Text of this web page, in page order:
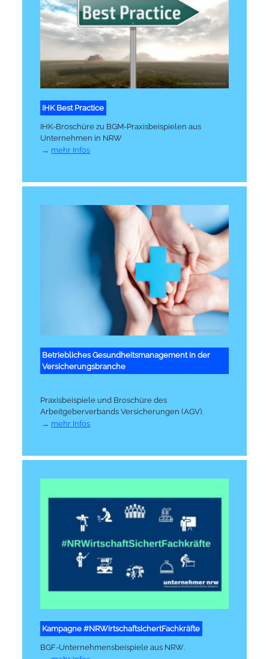
IHK Best Practice
IHK-Broschüre zu BGM-Praxisbeispielen aus
Unternehmen in NRW
mehr Infos
Betriebliches Gesundheitsmanagement in der
Versicherungsbranche
Praxisbeispiele und Broschüre des
Arbeitgeberverbands Versicherungen (AGV).
mehr Infos
Kampagne #NRWirtschaftsichertFachkräfte
BGF-Unternehmensbeispiele aus NRW.